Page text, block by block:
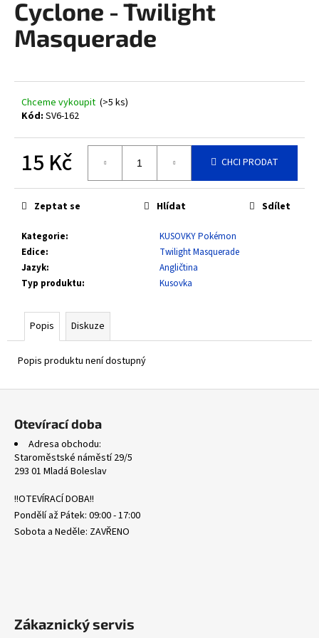
Cyclone - Twilight
Masquerade
Chceme vykoupit (>5 ks)
Kód: SV6-162
15 Kč
cena:
CHCI PRODAT
Kategorie:
KUSOVKY Pokémon
Edice:
Twilight Masquerade
Jazyk:
Angličtina
Typ produktu: Kusovka
Zeptat se Hlídat Sdílet
Popis Diskuze
Popis produktu není dostupný
a
j
HLEDAT
o
p
o
u
e
WHT
101/086
LITWICK
-
FLARE
311
Kč
Otevírací doba
Adresa obchodu:
Staroměstské náměstí 29/5
293 01 Mladá Boleslav
!!OTEVÍRACÍ DOBA!!
Pondělí až Pátek: 09:00 - 17:00
Sobota a Neděle: ZAVŘENO
Zákaznický servis